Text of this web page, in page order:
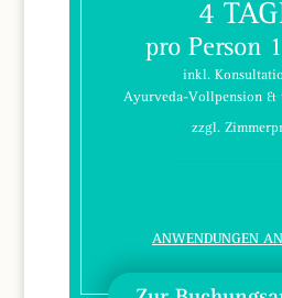
4
pro Person
inkl.
Ayurveda-Vollpension &
zzgl.
ANWENDUNGEN